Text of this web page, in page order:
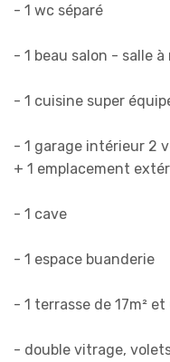
- 1 wc séparé
- 1 beau salon - salle
- 1 cuisine super
- 1 garage intérieur 2
+ 1 emplacement
- 1 cave
- 1 espace buanderie
- 1 terrasse de 17m²
- double vitrage,